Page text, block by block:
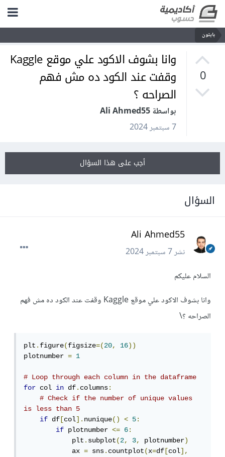
بايثون
0
وانا بشوف الاكود علي موقع Kaggle
وقفت عند الكود ده مش فهم
الصراحه ؟
بواسطة Ali Ahmed55
7 سبتمبر 2024
أجب على هذا السؤال
السؤال
Ali Ahmed55
نشر7 سبتمبر 2024
السلام عليكم
وانا بشوف الاكود علي موقع Kaggle وقفت عند الكود ده مش فهم
الصراحه ؟\
plt.figure(figsize=(20, 16))
plotnumber = 1
# Loop through each column in the dataframe
for col in df.columns:
# Check if the number of unique values
is less than 5
if df [col].nunique() < 5:
if plotnumber <= 6:
            plt
.subplot(2, 3, plotnumber)
            ax
= sns.countplot(x=df [col],